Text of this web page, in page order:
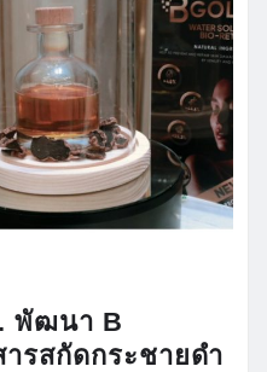
พัฒนา B
รสกัดกระชายดำ